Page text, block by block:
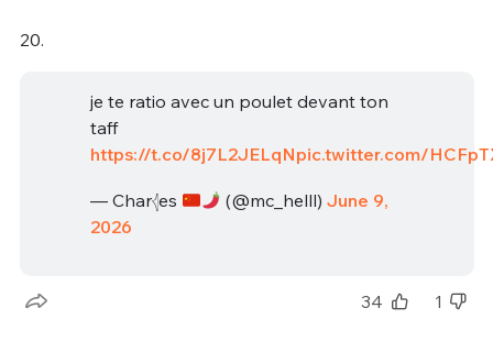
20.
je te ratio avec un poulet devant ton
taff
https://t.co/8j7L2JELqNpic.twitter.com/
— Char𓂆es (@mc_helll) June 9,
2026
34 1